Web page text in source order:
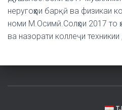
неругоҳҳои барқӣ ва физикаи
номи М.Осимӣ.Солҳои 2017 то
ва назорати коллеҷи
TJ